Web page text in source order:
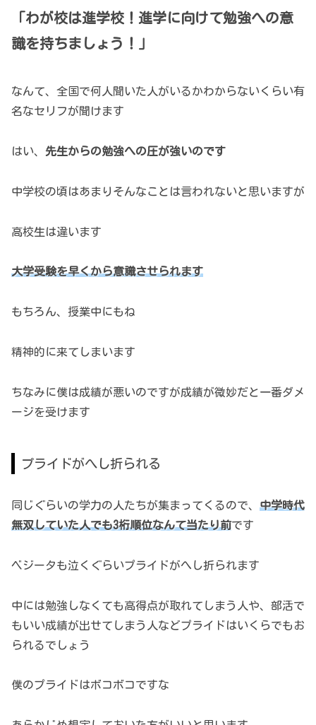
「わが校は進学校！進学に向けて勉強への意
識を持ちましょう！」
なんて、全国で何人聞いた人がいるかわからないくらい有
名なセリフが聞けます
はい、 先生からの勉強への圧が強いのです
中学校の頃はあまりそんなことは言われないと思いますが
高校生は違います
大学受験を早くから意識させられます
もちろん、授業中にもね
精神的に来てしまいます
ちなみに僕は成績が悪いのですが成績が微妙だと一番ダメ
ージを受けます
プライドがへし折られる
同じぐらいの学力の人たちが集まってくるので、 中学時代
無双していた人でも3桁順位なんて当たり前です
ベジータも泣くぐらいプライドがへし折られます
中には勉強しなくても高得点が取れてしまう人や、部活で
もいい成績が出せてしまう人などプライドはいくらでもお
られるでしょう
僕のプライドはボコボコですな